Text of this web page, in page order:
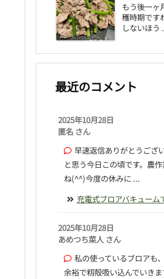
もう後一ヶ
穫時期です
しないほう
最近のコメント
2025年10月28日
匿名 さん
早速返信ありがとうござ
と思う今日この頃です。農
ね(^^)今度の休みに ...
充電式ブロアバキューム
2025年10月28日
あめつち菜人 さん
私の使っているブロアも
余裕で籾殻吸い込んでいき